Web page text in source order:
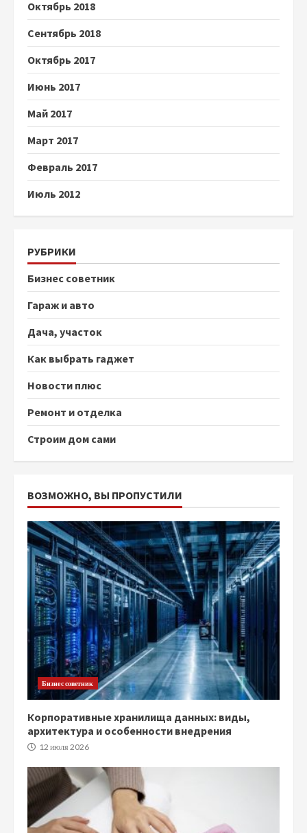
Октябрь 2018
Сентябрь 2018
Октябрь 2017
Июнь 2017
Май 2017
Март 2017
Февраль 2017
Июль 2012
РУБРИКИ
Бизнес советник
Гараж и авто
Дача, участок
Как выбрать гаджет
Новости плюс
Ремонт и отделка
Строим дом сами
ВОЗМОЖНО, ВЫ ПРОПУСТИЛИ
Бизнес советник
Корпоративные хранилища данных: виды,
архитектура и особенности внедрения
12 июля 2026